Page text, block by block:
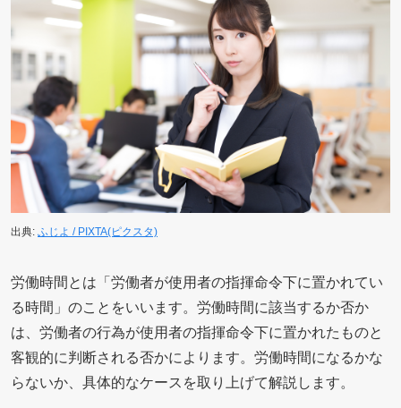
出典: ふじよ / PIXTA(ピクスタ)
労働時間とは「労働者が使用者の指揮命令下に置かれてい
る時間」のことをいいます。労働時間に該当するか否か
は、労働者の行為が使用者の指揮命令下に置かれたものと
客観的に判断される否かによります。労働時間になるかな
らないか、具体的なケースを取り上げて解説します。